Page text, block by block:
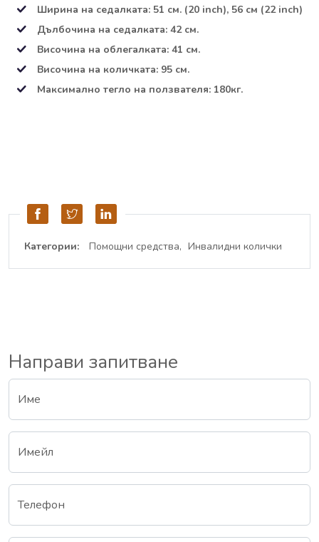
Ширина на седалката: 51 см. (20 inch), 56 см (22 inch)
Дълбочина на седалката: 42 см.
Височина на облегалката: 41 см.
Височина на количката: 95 см.
Максимално тегло на ползвателя: 180кг.
Категории: Помощни средства Инвалидни колички
Направи запитване
Име
Имейл
Телефон